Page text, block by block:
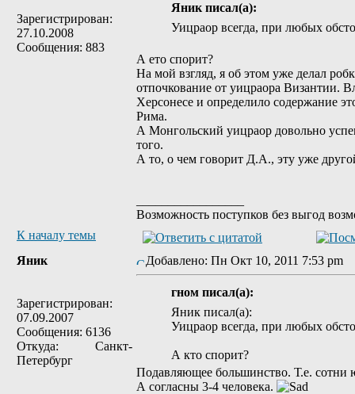
Зарегистрирован:
27.10.2008
Сообщения: 883
Яник писал(а):
Уицраор всегда, при любых
А ето спорит?
На мой взгляд, я об этом уже делал
отпочкование от уицраора Византии.
Херсонесе и определило содержание
Рима.
А Монгольский уицраор довольно
того.
А то, о чем говорит Д.А., эту уже
Возможность поступков без выгод
К началу темы
Яник
Зарегистрирован:
07.09.2007
Сообщения: 6136
Откуда: Санкт-
Петербург
Добавлено: Пн Окт 10, 2011 7:53 pm
гном писал(а):
Яник писал(а):
Уицраор всегда, при любых
А кто спорит?
Подавляющее большинство. Т.е. сотни
А согласны 3-4 человека.